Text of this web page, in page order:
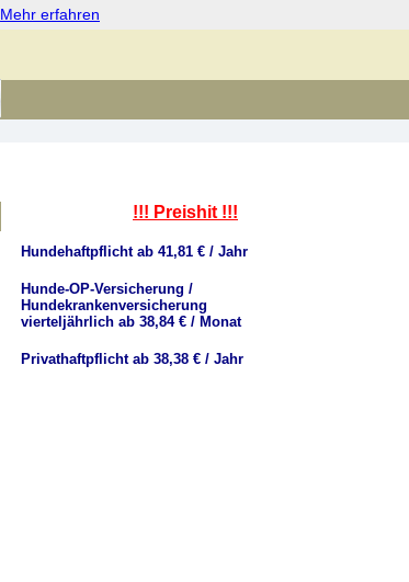
Mehr erfahren
!!! Preishit !!!
Hundehaftpflicht ab 41,81 € / Jahr
Hunde-OP-Versicherung /
Hundekrankenversicherung
vierteljährlich ab 38,84 € / Monat
Privathaftpflicht ab 38,38 € / Jahr